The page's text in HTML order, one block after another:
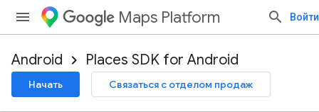
Maps Platform Войти
Android Places SDK for Android
Начать Связаться с отделом продаж